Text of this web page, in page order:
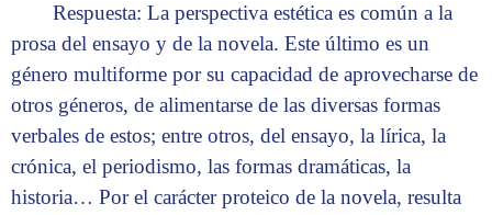
Respuesta: La perspectiva estética es común a la
prosa del ensayo y de la novela. Este último es un
género multiforme por su capacidad de aprovecharse de
otros géneros, de alimentarse de las diversas formas
verbales de estos; entre otros, del ensayo, la lírica, la
crónica, el periodismo, las formas dramáticas, la
historia… Por el carácter proteico de la novela, resulta